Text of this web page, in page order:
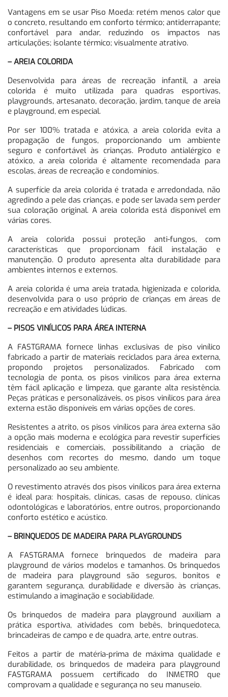
Vantagens em se usar Piso Moeda: retém menos calor que
o concreto, resultando em conforto térmico; antiderrapante;
confortável para andar, reduzindo os impactos nas
articulações; isolante térmico; visualmente atrativo.
– AREIA COLORIDA
Desenvolvida para áreas de recreação infantil, a areia
colorida é muito utilizada para quadras esportivas,
playgrounds, artesanato, decoração, jardim, tanque de areia
e playground, em especial.
Por ser 100% tratada e atóxica, a areia colorida evita a
propagação de fungos, proporcionando um ambiente
seguro e confortável às crianças. Produto antialérgico e
atóxico, a areia colorida é altamente recomendada para
escolas, áreas de recreação e condomínios.
A superfície da areia colorida é tratada e arredondada, não
agredindo a pele das crianças, e pode ser lavada sem perder
sua coloração original. A areia colorida está disponível em
várias cores.
A areia colorida possui proteção anti-fungos, com
características que proporcionam fácil instalação e
manutenção. O produto apresenta alta durabilidade para
ambientes internos e externos.
A areia colorida é uma areia tratada, higienizada e colorida,
desenvolvida para o uso próprio de crianças em áreas de
recreação e em atividades lúdicas.
– PISOS VINÍLICOS PARA ÁREA INTERNA
A FASTGRAMA fornece linhas exclusivas de piso vinílico
fabricado a partir de materiais reciclados para área externa,
propondo projetos personalizados. Fabricado com
tecnologia de ponta, os pisos vinílicos para área externa
têm fácil aplicação e limpeza, que garante alta resistência.
Peças práticas e personalizáveis, os pisos vinílicos para área
externa estão disponíveis em várias opções de cores.
Resistentes a atrito, os pisos vinílicos para área externa são
a opção mais moderna e ecológica para revestir superfícies
residenciais e comerciais, possibilitando a criação de
desenhos com recortes do mesmo, dando um toque
personalizado ao seu ambiente.
O revestimento através dos pisos vinílicos para área externa
é ideal para: hospitais, clínicas, casas de repouso, clínicas
odontológicas e laboratórios, entre outros, proporcionando
conforto estético e acústico.
– BRINQUEDOS DE MADEIRA PARA PLAYGROUNDS
A FASTGRAMA fornece brinquedos de madeira para
playground de vários modelos e tamanhos. Os brinquedos
de madeira para playground são seguros, bonitos e
garantem segurança, durabilidade e diversão às crianças,
estimulando a imaginação e sociabilidade.
Os brinquedos de madeira para playground auxiliam a
prática esportiva, atividades com bebês, brinquedoteca,
brincadeiras de campo e de quadra, arte, entre outras.
Feitos a partir de matéria-prima de máxima qualidade e
durabilidade, os brinquedos de madeira para playground
FASTGRAMA possuem certificado do INMETRO que
comprovam a qualidade e segurança no seu manuseio.